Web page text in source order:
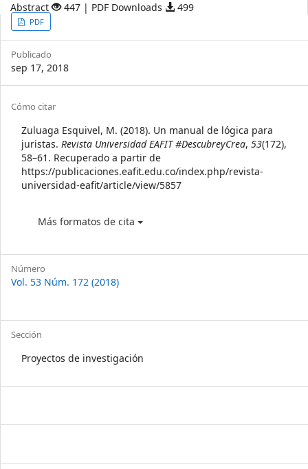
Abstract 447 | PDF Downloads 499
Article
Sidebar
PDF
Publicado
sep 17, 2018
Article
Details
Cómo citar
Zuluaga Esquivel, M. (2018). Un manual de lógica para
juristas. Revista Universidad EAFIT #DescubreyCrea, 53(172),
58–61. Recuperado a partir de
https://publicaciones.eafit.edu.co/index.php/revista-
universidad-eafit/article/view/5857
Más formatos de cita
Número
Vol. 53 Núm. 172 (2018)
Sección
Proyectos de investigación